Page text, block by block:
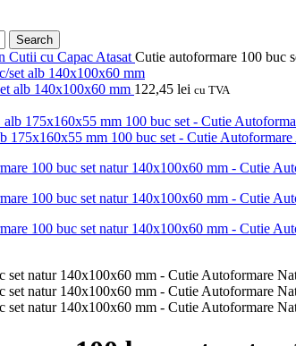
Search
Cutii cu Capac Atasat Cutie autoformare 100 buc
alb 140x100x60 mm 122,45 lei cu TVA
175x160x55 mm 100 buc set - Cutie